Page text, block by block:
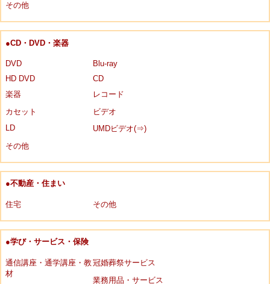
その他
●CD・DVD・楽器
DVD
Blu-ray
HD DVD
CD
楽器
レコード
カセット
ビデオ
LD
UMDビデオ(⇒)
その他
●不動産・住まい
住宅 その他
●学び・サービス・保険
通信講座・通学講座・教
材
冠婚葬祭サービス
業務用品・サービス